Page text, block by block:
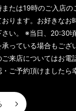
または19時のご入店の
おります。お好きなお
さい。 ※当日、20:30
承っている場合もござ
ご来店についてはお電
・ご予約頂けましたら